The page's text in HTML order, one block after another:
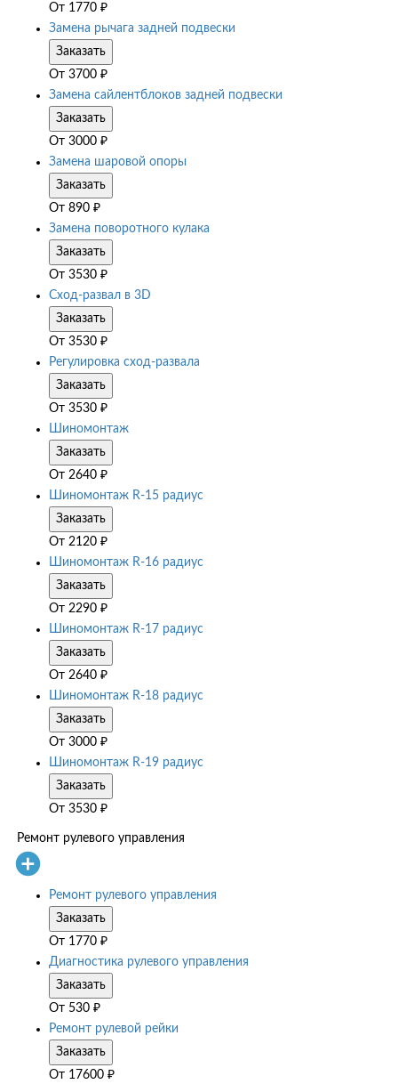
От 1770 ₽
Замена рычага задней подвески
Заказать
От 3700 ₽
Замена сайлентблоков задней подвески
Заказать
От 3000 ₽
Замена шаровой опоры
Заказать
От 890 ₽
Замена поворотного кулака
Заказать
От 3530 ₽
Сход-развал в 3D
Заказать
От 3530 ₽
Регулировка сход-развала
Заказать
От 3530 ₽
Шиномонтаж
Заказать
От 2640 ₽
Шиномонтаж R-15 радиус
Заказать
От 2120 ₽
Шиномонтаж R-16 радиус
Заказать
От 2290 ₽
Шиномонтаж R-17 радиус
Заказать
От 2640 ₽
Шиномонтаж R-18 радиус
Заказать
От 3000 ₽
Шиномонтаж R-19 радиус
Заказать
От 3530 ₽
Ремонт рулевого управления
Ремонт рулевого управления
Заказать
От 1770 ₽
Диагностика рулевого управления
Заказать
От 530 ₽
Ремонт рулевой рейки
Заказать
От 17600 ₽